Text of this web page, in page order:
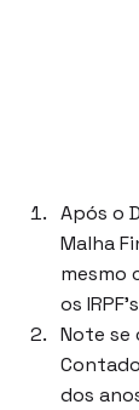
Após o
Malha
mesmo
os
Note se
dos